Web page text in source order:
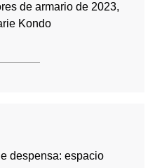
de armario de 2023,
Kondo
despensa: espacio